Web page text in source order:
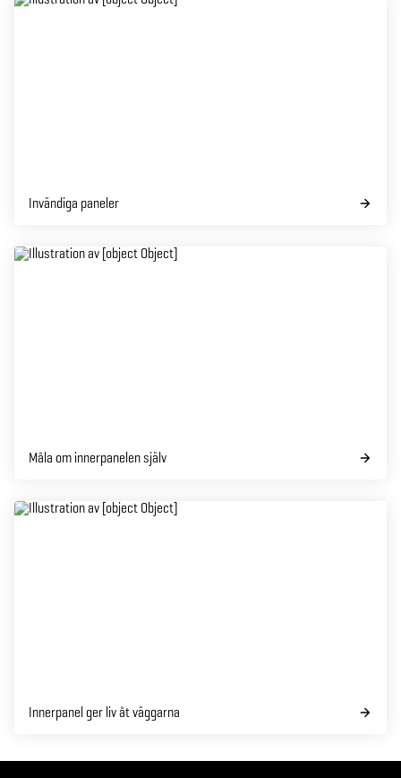
Invändiga paneler
Måla om innerpanelen själv
Innerpanel ger liv åt väggarna